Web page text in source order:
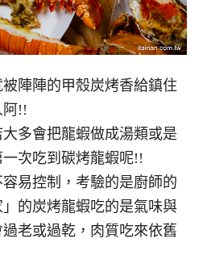
陣陣的甲殼炭烤香給鎮住
阿!!
多會把龍蝦做成湯類或是
次吃到碳烤龍蝦呢!!
易控制，考驗的是廚師的
的炭烤龍蝦吃的是氣味與
老或過乾，肉質吃來依舊